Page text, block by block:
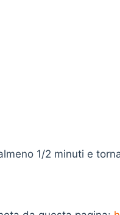
1/2 minuti e